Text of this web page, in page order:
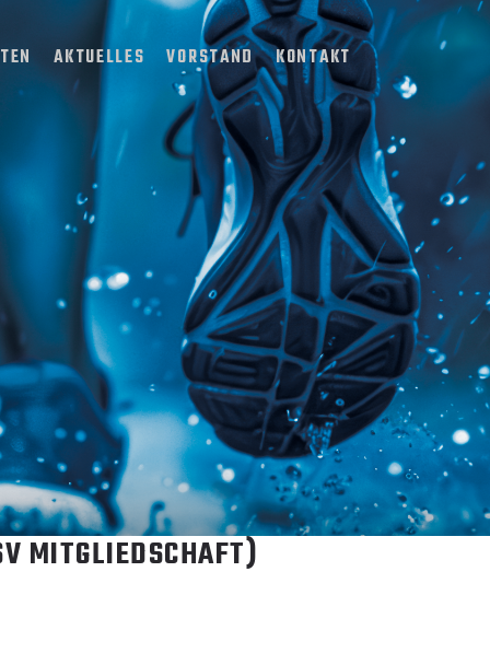
AKTUELLES VORSTAND KONTAKT
MITGLIEDSCHAFT)